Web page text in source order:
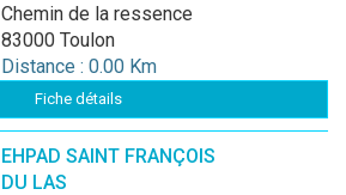
chemin de la ressence
83000 Toulon
Distance : 0.00 Km
Fiche détails
EHPAD SAINT FRANÇOIS
DU LAS